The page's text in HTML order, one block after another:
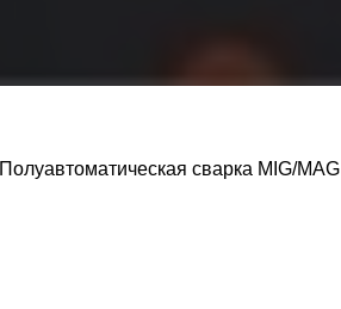
Полуавтоматическая сварка MIG/MAG